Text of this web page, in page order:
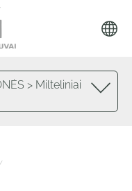
> Milteliniai